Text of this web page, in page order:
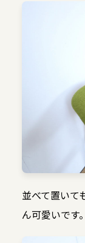
並べて置いて
ん可愛いです。